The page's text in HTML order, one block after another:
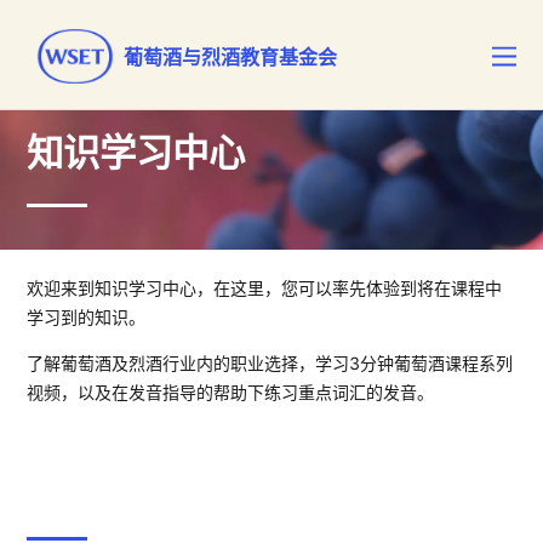
葡萄酒与烈酒教育基金会
知识学习中心
欢迎来到知识学习中心，在这里，您可以率先体验到将在课程中
学习到的知识。
了解葡萄酒及烈酒行业内的职业选择，学习3分钟葡萄酒课程系列
视频，以及在发音指导的帮助下练习重点词汇的发音。